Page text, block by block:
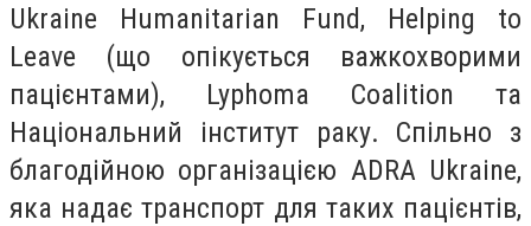
Ukraine Humanitarian Fund, Helping to
Leave (що опікується важкохворими
пацієнтами), Lyphoma Coalition та
Національний інститут раку. Спільно з
благодійною організацією ADRA Ukraine,
яка надає транспорт для таких пацієнтів,